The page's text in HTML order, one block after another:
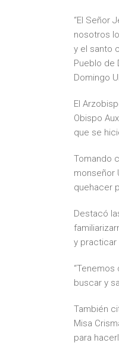
“El Señor
nosotros
y el santo
Pueblo de
Domingo
El
Obispo
que se
Tomando
monseñor
quehacer
Destacó
y practicar
buscar y
También
Misa
para